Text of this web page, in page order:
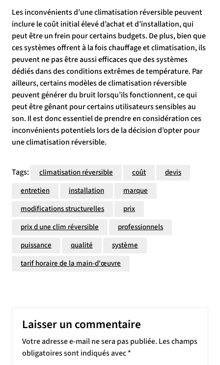
Les inconvénients d’une climatisation réversible peuvent
inclure le coût initial élevé d’achat et d’installation, qui
peut être un frein pour certains budgets. De plus, bien que
ces systèmes offrent à la fois chauffage et climatisation, ils
peuvent ne pas être aussi efficaces que des systèmes
dédiés dans des conditions extrêmes de température. Par
ailleurs, certains modèles de climatisation réversible
peuvent générer du bruit lorsqu’ils fonctionnent, ce qui
peut être gênant pour certains utilisateurs sensibles au
son. Il est donc essentiel de prendre en considération ces
inconvénients potentiels lors de la décision d’opter pour
une climatisation réversible.
Tags: climatisation réversible coût
devis
entretien
installation
marque
modifications structurelles
prix
prix d une clim réversible
professionnels
puissance
qualité
système
tarif horaire de la main-d'œuvre
Laisser un commentaire
Votre adresse e-mail ne sera pas publiée. Les champs
obligatoires sont indiqués avec*